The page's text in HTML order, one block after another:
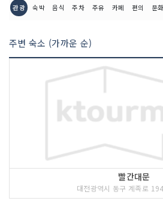
관광 숙박 음식 주차 주유 카페 편의 문화
주변 숙소 (가까운 순)
빨간대문
대전광역시 동구 계족로